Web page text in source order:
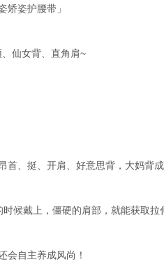
矫姿护腰带」
仙女背、直角肩~
首、挺、开肩、好意思背，大妈背成
候戴上，僵硬的肩部，就能获取拉
会自主养成风尚！